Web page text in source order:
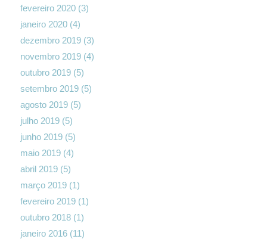
fevereiro 2020(3)
janeiro 2020(4)
dezembro 2019(3)
novembro 2019(4)
outubro 2019(5)
setembro 2019(5)
agosto 2019(5)
julho 2019(5)
junho 2019(5)
maio 2019(4)
abril 2019(5)
março 2019(1)
fevereiro 2019(1)
outubro 2018(1)
janeiro 2016(11)